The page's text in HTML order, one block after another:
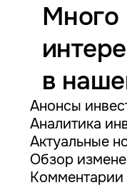
Много
в
Анонсы
Аналитика
Актуальные
Обзор
Комментарии